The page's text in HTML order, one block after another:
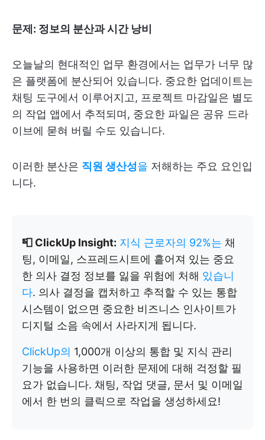
문제: 정보의 분산과 시간 낭비
오늘날의 현대적인 업무 환경에서는 업무가 너무 많
은 플랫폼에 분산되어 있습니다. 중요한 업데이트는
채팅 도구에서 이루어지고, 프로젝트 마감일은 별도
의 작업 앱에서 추적되며, 중요한 파일은 공유 드라
이브에 묻혀 버릴 수도 있습니다.
이러한 분산은 직원 생산성을 저해하는 주요 요인입
니다.
📮 ClickUp Insight: 지식 근로자의 92%는 채
팅, 이메일, 스프레드시트에 흩어져 있는 중요
한 의사 결정 정보를 잃을 위험에 처해 있습니
다. 의사 결정을 캡처하고 추적할 수 있는 통합
시스템이 없으면 중요한 비즈니스 인사이트가
디지털 소음 속에서 사라지게 됩니다.
ClickUp의 1,000개 이상의 통합 및 지식 관리
기능을 사용하면 이러한 문제에 대해 걱정할 필
요가 없습니다. 채팅, 작업 댓글, 문서 및 이메일
에서 한 번의 클릭으로 작업을 생성하세요!